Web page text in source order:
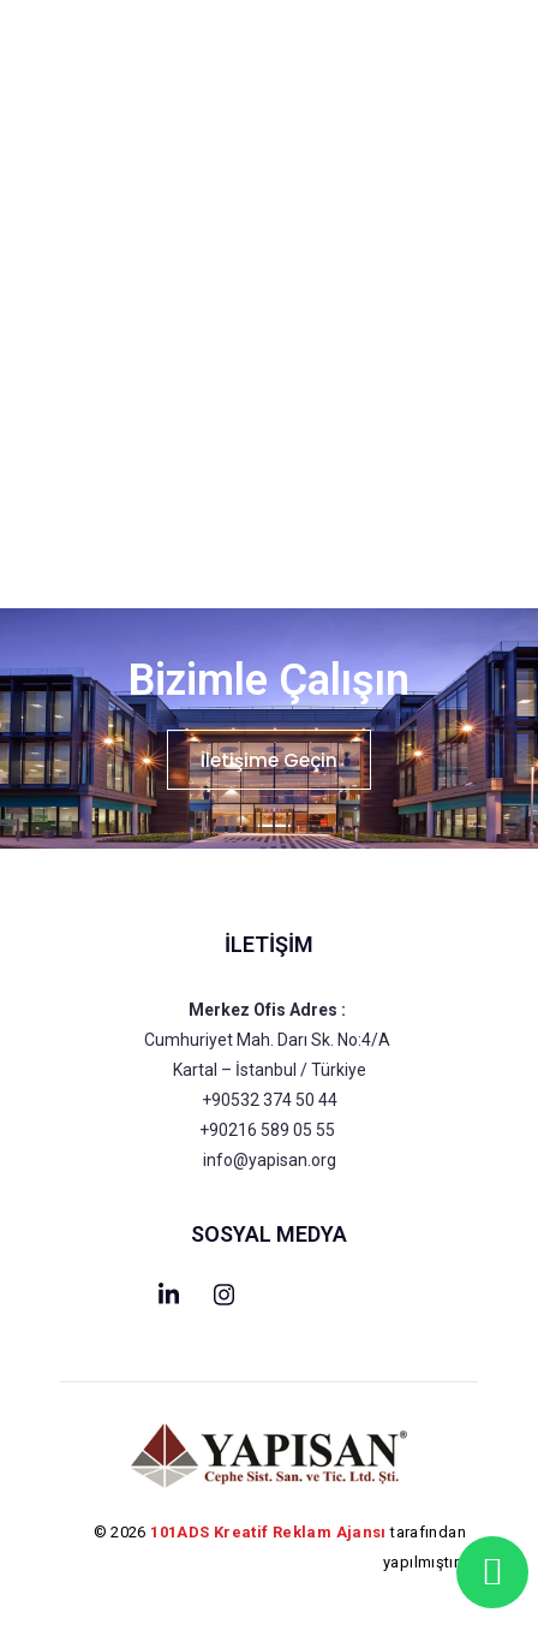
Bizimle Çalışın
İletişime Geçin
İLETIŞIM
Merkez Ofis Adres :
Cumhuriyet Mah. Darı Sk. No:4/A
Kartal – İstanbul / Türkiye
+90532 374 50 44
+90216 589 05 55
info@yapisan.org
SOSYAL MEDYA
© 2026 101ADS Kreatif Reklam Ajansı tarafından
yapılmıştır.